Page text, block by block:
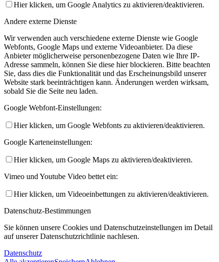
Hier klicken, um Google Analytics zu aktivieren/deaktivieren.
Andere externe Dienste
Wir verwenden auch verschiedene externe Dienste wie Google
Webfonts, Google Maps und externe Videoanbieter. Da diese
Anbieter möglicherweise personenbezogene Daten wie Ihre IP-
Adresse sammeln, können Sie diese hier blockieren. Bitte beachten
Sie, dass dies die Funktionalität und das Erscheinungsbild unserer
Website stark beeinträchtigen kann. Änderungen werden wirksam,
sobald Sie die Seite neu laden.
Google Webfont-Einstellungen:
Hier klicken, um Google Webfonts zu aktivieren/deaktivieren.
Google Karteneinstellungen:
Hier klicken, um Google Maps zu aktivieren/deaktivieren.
Vimeo und Youtube Video bettet ein:
Hier klicken, um Videoeinbettungen zu aktivieren/deaktivieren.
Datenschutz-Bestimmungen
Sie können unsere Cookies und Datenschutzeinstellungen im Detail
auf unserer Datenschutzrichtlinie nachlesen.
Datenschutz